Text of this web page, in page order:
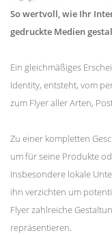
So wertvoll, wie Ihr
gedruckte Medien
Ein gleichmäßiges
Identity, entsteht, vom
zum Flyer aller Arten,
Zu einer kompletten
um für seine Produkte
Insbesondere lokale
ihn verzichten um
Flyer zahlreiche
repräsentieren.